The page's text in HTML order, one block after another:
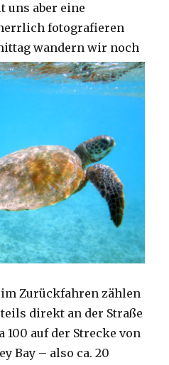
uns aber eine
fotografieren
wandern wir noch
Zurückfahren zählen
direkt an der Straße
100 auf der Strecke von
Bay – also ca. 20